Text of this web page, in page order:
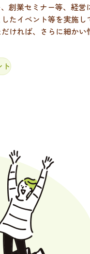
創業セミナー等、経営
たイベント等を実施し
ければ、さらに細か
ト